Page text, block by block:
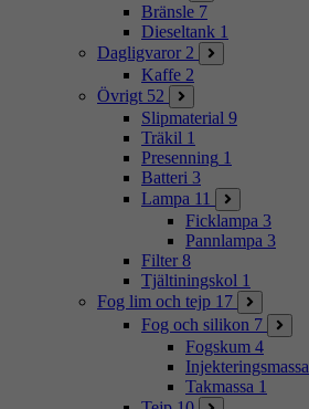
Bränsle 7
Dieseltank 1
Dagligvaror 2
Kaffe 2
Övrigt 52
Slipmaterial 9
Träkil 1
Presenning 1
Batteri 3
Lampa 11
Ficklampa 3
Pannlampa 3
Filter 8
Tjältiningskol 1
Fog lim och tejp 17
Fog och silikon 7
Fogskum 4
Injekteringsmassa
Takmassa 1